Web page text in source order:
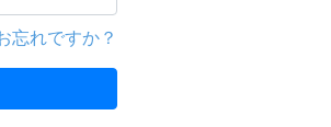
忘れですか？